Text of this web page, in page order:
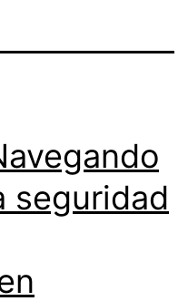
seguridad